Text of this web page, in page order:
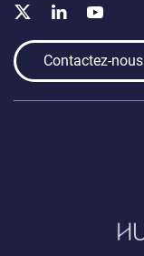
Contactez-nous